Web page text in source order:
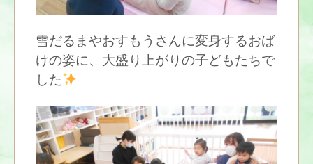
雪だるまやおすもうさんに変身するおば
けの姿に、大盛り上がりの子どもたちで
した